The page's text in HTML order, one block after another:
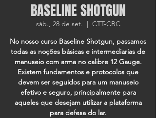
BASELINE SHOTGUN
sáb., 28 de set.
  |
CTT-CBC
No nosso curso Baseline Shotgun, passamos
todas as noções básicas e intermediarias de
manuseio com arma no calibre 12 Gauge.
Existem fundamentos e protocolos que
devem ser seguidos para um manuseio
efetivo e seguro, principalmente para
aqueles que desejam utilizar a plataforma
para defesa do lar.